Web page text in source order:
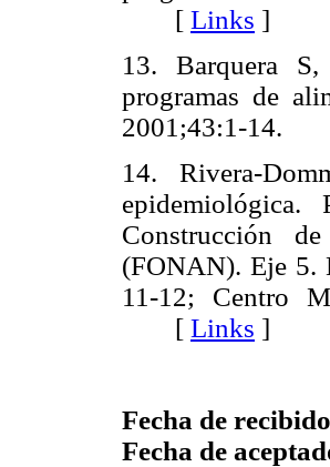
[ Links ]
13. Barquera
programas de
2001;43:1-
14. Rivera-
Construcción
(FONAN). Eje 5.
11-12; Centro
[ Links ]
Fecha de
Fecha de